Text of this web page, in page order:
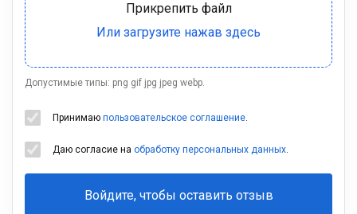
Допустимые типы: png gif jpg jpeg webp.
Принимаю пользовательское соглашение.
Даю согласие на обработку персональных данных.
Войдите, чтобы оставить отзыв